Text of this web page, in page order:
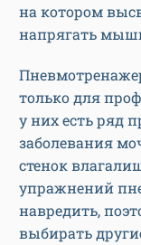
на котором
напрягать
только для
у них есть ряд
заболевания
стенок
упражнений
навредить,
выбирать